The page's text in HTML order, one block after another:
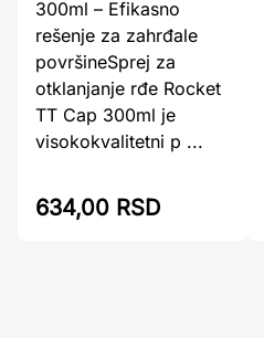
300ml – Efikasno
rešenje za zahrđale
površineSprej za
otklanjanje rđe Rocket
TT Cap 300ml je
visokokvalitetni p ...
634,00 RSD